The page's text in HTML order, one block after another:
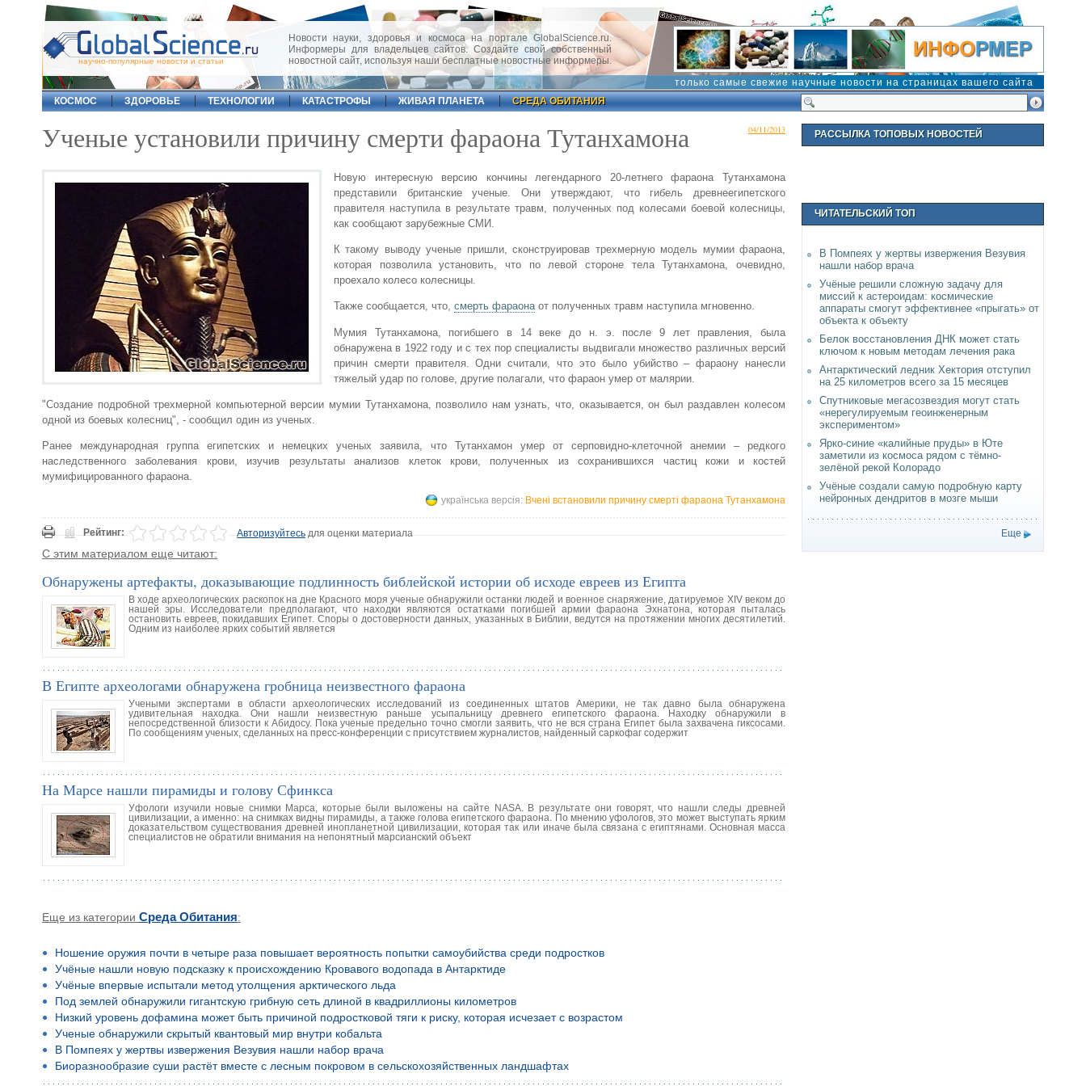
научно-популярные новости и статьи
Новости науки, здоровья и космоса на портале GlobalScience.ru.
Информеры для владельцев сайтов. Создайте свой собственный
новостной сайт, используя наши бесплатные новостные информеры.
только самые свежие научные новости на страницах вашего сайта
КОСМОС
ЗДОРОВЬЕ ТЕХНОЛОГИИ КАТАСТРОФЫ ЖИВАЯ ПЛАНЕТА СРЕДА ОБИТАНИЯ
04/11/2013
Ученые установили причину смерти фараона Тутанхамона
Новую интересную версию кончины легендарного 20-летнего фараона Тутанхамона
представили британские ученые. Они утверждают, что гибель древнеегипетского
правителя наступила в результате травм, полученных под колесами боевой колесницы,
как сообщают зарубежные СМИ.
К такому выводу ученые пришли, сконструировав трехмерную модель мумии фараона,
которая позволила установить, что по левой стороне тела Тутанхамона, очевидно,
проехало колесо колесницы.
Также сообщается, что, смерть фараонаот полученных травм наступила мгновенно.
Мумия Тутанхамона, погибшего в 14 веке до н. э. после 9 лет правления, была
обнаружена в 1922 году и с тех пор специалисты выдвигали множество различных версий
причин смерти правителя. Одни считали, что это было убийство – фараону нанесли
тяжелый удар по голове, другие полагали, что фараон умер от малярии.
"Создание подробной трехмерной компьютерной версии мумии Тутанхамона, позволило нам узнать, что, оказывается, он был раздавлен колесом
одной из боевых колесниц", - сообщил один из ученых.
Ранее международная группа египетских и немецких ученых заявила, что Тутанхамон умер от серповидно-клеточной анемии – редкого
наследственного заболевания крови, изучив результаты анализов клеток крови, полученных из сохранившихся частиц кожи и костей
мумифицированного фараона.
українська версія: Вчені встановили причину смерті фараона Тутанхамона
Рейтинг: Авторизуйтесьдля оценки материала
С этим материалом еще читают:
Обнаружены артефакты, доказывающие подлинность библейской истории об исходе евреев из Египта
В ходе археологических раскопок на дне Красного моря ученые обнаружили останки людей и военное снаряжение, датируемое XIV веком до
нашей эры. Исследователи предполагают, что находки являются остатками погибшей армии фараона Эхнатона, которая пыталась
остановить евреев, покидавших Египет. Споры о достоверности данных, указанных в Библии, ведутся на протяжении многих десятилетий.
Одним из наиболее ярких событий является
В Египте археологами обнаружена гробница неизвестного фараона
Учеными экспертами в области археологических исследований из соединенных штатов Америки, не так давно была обнаружена
удивительная находка. Они нашли неизвестную раньше усыпальницу древнего египетского фараона. Находку обнаружили в
непосредственной близости к Абидосу. Пока ученые предельно точно смогли заявить, что не вся страна Египет была захвачена гиксосами.
По сообщениям ученых, сделанных на пресс-конференции с присутствием журналистов, найденный саркофаг содержит
На Марсе нашли пирамиды и голову Сфинкса
Уфологи изучили новые снимки Марса, которые были выложены на сайте NASA. В результате они говорят, что нашли следы древней
цивилизации, а именно: на снимках видны пирамиды, а также голова египетского фараона. По мнению уфологов, это может выступать ярким
доказательством существования древней инопланетной цивилизации, которая так или иначе была связана с египтянами. Основная масса
специалистов не обратили внимания на непонятный марсианский объект
Еще из категории Среда Обитания:
Ношение оружия почти в четыре раза повышает вероятность попытки самоубийства среди подростков
Учёные нашли новую подсказку к происхождению Кровавого водопада в Антарктиде
Учёные впервые испытали метод утолщения арктического льда
Под землей обнаружили гигантскую грибную сеть длиной в квадриллионы километров
Низкий уровень дофамина может быть причиной подростковой тяги к риску, которая исчезает с возрастом
Ученые обнаружили скрытый квантовый мир внутри кобальта
В Помпеях у жертвы извержения Везувия нашли набор врача
Биоразнообразие суши растёт вместе с лесным покровом в сельскохозяйственных ландшафтах
РАССЫЛКА ТОПОВЫХ НОВОСТЕЙ
ЧИТАТЕЛЬСКИЙ ТОП
В Помпеях у жертвы извержения Везувия
нашли набор врача
Учёные решили сложную задачу для
миссий к астероидам: космические
аппараты смогут эффективнее «прыгать» от
объекта к объекту
Белок восстановления ДНК может стать
ключом к новым методам лечения рака
Антарктический ледник Хектория отступил
на 25 километров всего за 15 месяцев
Спутниковые мегасозвездия могут стать
«нерегулируемым геоинженерным
экспериментом»
Ярко-синие «калийные пруды» в Юте
заметили из космоса рядом с тёмно-
зелёной рекой Колорадо
Учёные создали самую подробную карту
нейронных дендритов в мозге мыши
Еще